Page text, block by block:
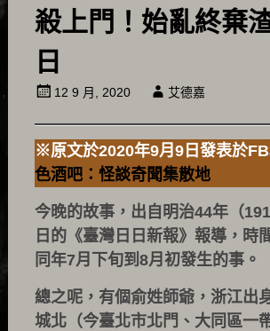
殺上門！始亂終棄
日
12 9 月, 2020 艾德嘉
※原文於2020年9月9日發表於
色酒吧：怪談奇聞集散地
今晚的故事，出自明治44年（
日的《臺灣日日新報》報導，時
同年7月下旬到8月初發生的事。
總之呢，有個俞姓師爺，浙江出
城北（今臺北市北門、大同區一